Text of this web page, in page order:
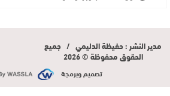
مدير النشر : حفيظة الدليمي / جميع
الحقوق محفوظة © 2026
تصميم وبرمجة